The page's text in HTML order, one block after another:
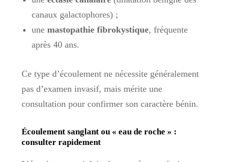
canaux galactophores) ;
une mastopathie fibrokystique, fréquente
après 40 ans.
Ce type d’écoulement ne nécessite généralement
pas d’examen invasif, mais mérite une
consultation pour confirmer son caractère bénin.
Écoulement sanglant ou « eau de roche » :
consulter rapidement